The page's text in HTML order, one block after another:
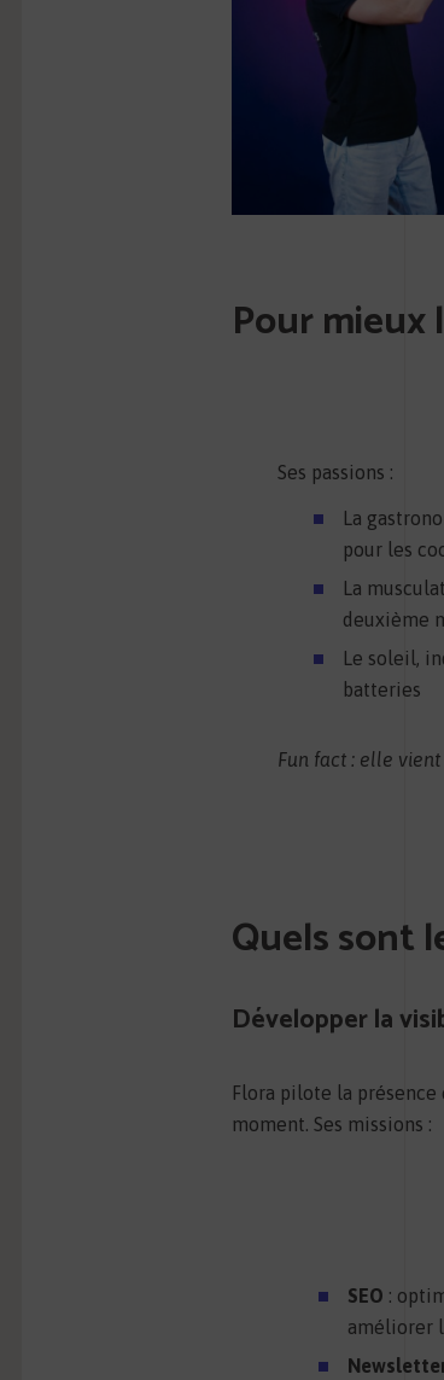
Pour
Ses passions :
La
pour les
La
deuxième
Le soleil,
batteries
Fun fact : elle vient
Quels sont
Développer la
Flora pilote la
moment. Ses missions :
SEO :
améliorer